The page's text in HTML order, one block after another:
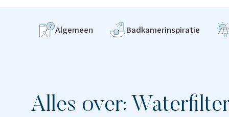
Koeling
Badkamers met richtprijs
Stijlen
Ventilatie
Waterfilters
Algemeen Badkamerinspiratie
Alles over: